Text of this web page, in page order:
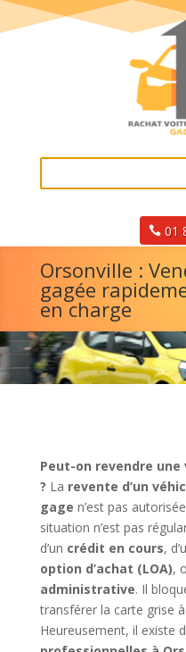
01
Orsonville :
gagée
en charge
Peut-on revendre
? La revente d’un
gage n’est pas
situation n’est pas
d’un crédit en cours,
option d’achat (LOA),
administrative. Il
transférer la carte grise
Heureusement, il existe